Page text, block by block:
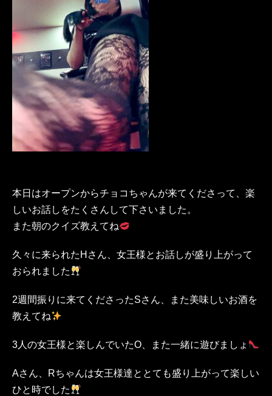
本日はオープンからチョコちゃんが来てくださって、楽
しいお話しをたくさんして下さいました。
また朝のクイズ教えてね
久々に来られたHさん、女王様とお話しが盛り上がって
おられました
2週間振りに来てくださったSさん、また美味しいお酒を
教えてね
3人の女王様と楽しんでいたO、また一緒に遊びましょ
Aさん、Rちゃんは女王様達ととても盛り上がって楽しい
ひと時でした